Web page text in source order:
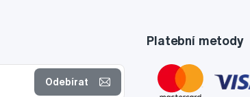
Odebírat
Platební metody